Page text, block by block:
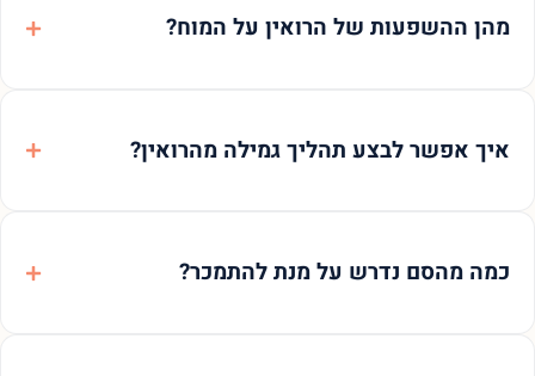
מהן ההשפעות של הרואין על המוח?
איך אפשר לבצע תהליך גמילה מהרואין?
כמה מהסם נדרש על מנת להתמכר?